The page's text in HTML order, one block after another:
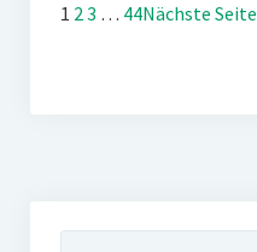
1 23 … 44Nächste Seite